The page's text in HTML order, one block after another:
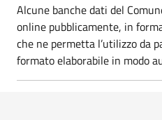
Alcune banche dati del
online pubblicamente, in
che ne permetta l’utilizzo da
formato elaborabile in modo